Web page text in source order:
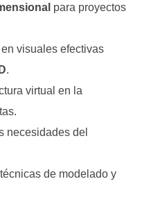
para proyectos
visuales efectivas
.
virtual en la
necesidades del
de modelado y